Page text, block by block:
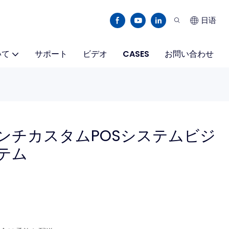
日语
サポート ビデオ CASES お問い合わせ
チカスタムPOSシステムビジ
ム